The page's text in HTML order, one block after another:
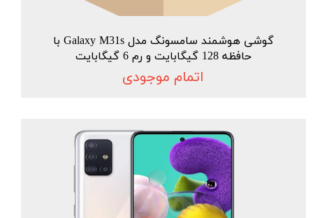
گوشی هوشمند سامسونگ مدل Galaxy M31s با
حافظه 128 گیگابایت و رم 6 گیگابایت
اتمام موجودی